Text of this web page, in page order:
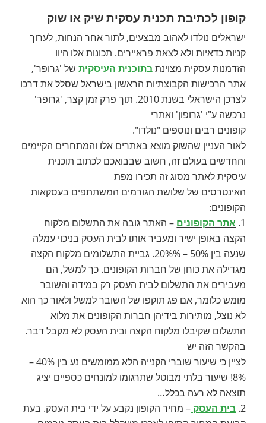
קופון לכתיבת תכנית עסקית שיק או שוק
ישראלים נולדו לאהוב מבצעים, לתור אחר הנחות, לערוך
קניות כדאיות ולא לצאת פראיירים. תכונות אלו היוו
הזדמנות עסקית מצוינתבתוכנית העיסקיתשל 'גרופר',
אתר הרכישות הקבוצתיות הראשון בישראל שסלל את דרכו
לצרכן הישראלי בשנת 2010. תוך פרק זמן קצר, 'גרופר'
נרכשה ע"י 'גרופון' ואתרי
קופונים רבים ונוספים "נולדו".
לאור העניין שהשוק מוצא באתרים אלו והמתחרים הקיימים
והחדשים בעולם זה, חשוב שבבואכם לכתוב תוכנית
עיסקית לאתר מסוג זה תכירו מפת
האינטרסים של שלושת הגורמים המשתתפים בעסקאות
הקופונים:
1. אתר הקופונים – האתר גובה את התשלום מלקוח
הקצה באופן ישיר ומעביר אותו לבית העסק בניכוי עמלה
שנעה בין 50% – 20%%. גביית התשלומים מלקוח הקצה
מגדילה את כוחן של חברות הקופונים. כך למשל, הם
מעבירים את התשלום לבית העסק רק במידה והשובר
מומש כלומר, אם פג תוקפו של השובר למשל ולאור כך הוא
לא נוצל, מותירות בידיהן חברות הקופונים את מלוא
התשלום שקיבלו מלקוח הקצה ובית העסק לא מקבל דבר.
בהקשר הזה יש
לציין כי שיעור שוברי הקנייה הלא ממומשים נע בין 40% –
8%! שיעור בלתי מבוטל שתרגומו למונחים כספיים יציג
תוצאה לא רעה בכלל…
2. בית העסק – מחיר הקופון נקבע על ידי בית העסק. בעת